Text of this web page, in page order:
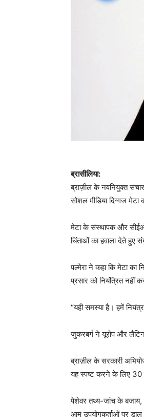
ब्रासीलिया:
ब्राज़ील के नवनियुक्त
सोशल मीडिया दिग्गज मेटा
मेटा के संस्थापक और सीईओ
चिंताओं का हवाला देते हुए
पल्मेरा ने कहा कि मेटा का
प्रसार को नियंत्रित नहीं
“यही समस्या है। हमें
जुकरबर्ग ने यूरोप और
ब्राज़ील के सरकारी
यह स्पष्ट करने के लिए 30
पेशेवर तथ्य-जांच के बजाय,
आम उपयोगकर्ताओं पर